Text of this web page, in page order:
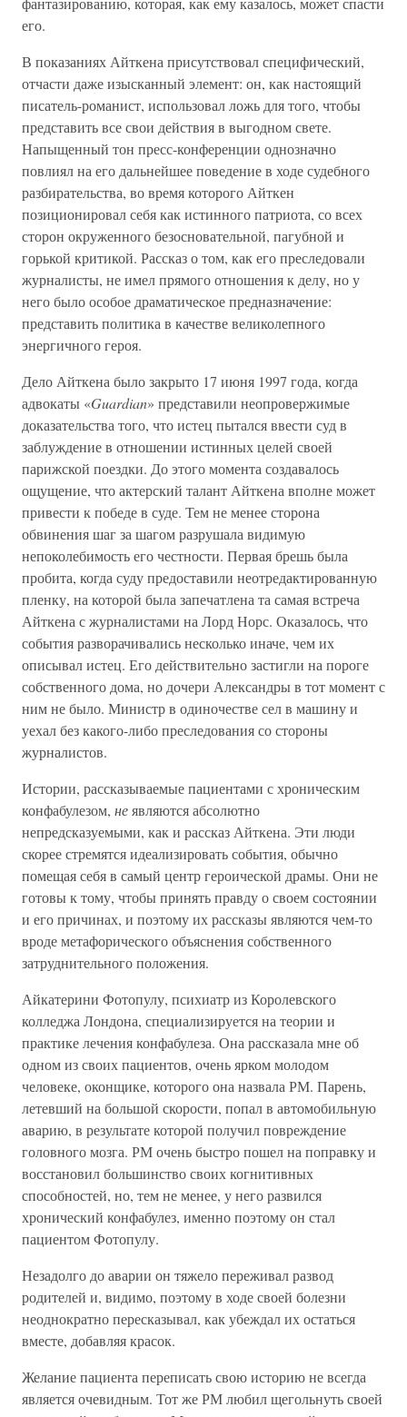
его.
В показаниях Айткена присутствовал специфический,
отчасти даже изысканный элемент: он, как настоящий
писатель-романист, использовал ложь для того, чтобы
представить все свои действия в выгодном свете.
Напыщенный тон пресс-конференции однозначно
повлиял на его дальнейшее поведение в ходе судебного
разбирательства, во время которого Айткен
позиционировал себя как истинного патриота, со всех
сторон окруженного безосновательной, пагубной и
горькой критикой. Рассказ о том, как его преследовали
журналисты, не имел прямого отношения к делу, но у
него было особое драматическое предназначение:
представить политика в качестве великолепного
энергичного героя.
Дело Айткена было закрыто 17 июня 1997 года, когда
адвокаты «Guardian» представили неопровержимые
доказательства того, что истец пытался ввести суд в
заблуждение в отношении истинных целей своей
парижской поездки. До этого момента создавалось
ощущение, что актерский талант Айткена вполне может
привести к победе в суде. Тем не менее сторона
обвинения шаг за шагом разрушала видимую
непоколебимость его честности. Первая брешь была
пробита, когда суду предоставили неотредактированную
пленку, на которой была запечатлена та самая встреча
Айткена с журналистами на Лорд Норс. Оказалось, что
события разворачивались несколько иначе, чем их
описывал истец. Его действительно застигли на пороге
собственного дома, но дочери Александры в тот момент с
ним не было. Министр в одиночестве сел в машину и
уехал без какого-либо преследования со стороны
журналистов.
Истории, рассказываемые пациентами с хроническим
конфабулезом, неявляются абсолютно
непредсказуемыми, как и рассказ Айткена. Эти люди
скорее стремятся идеализировать события, обычно
помещая себя в самый центр героической драмы. Они не
готовы к тому, чтобы принять правду о своем состоянии
и его причинах, и поэтому их рассказы являются чем-то
вроде метафорического объяснения собственного
затруднительного положения.
Айкатерини Фотопулу, психиатр из Королевского
колледжа Лондона, специализируется на теории и
практике лечения конфабулеза. Она рассказала мне об
одном из своих пациентов, очень ярком молодом
человеке, оконщике, которого она назвала РМ. Парень,
летевший на большой скорости, попал в автомобильную
аварию, в результате которой получил повреждение
головного мозга. РМ очень быстро пошел на поправку и
восстановил большинство своих когнитивных
способностей, но, тем не менее, у него развился
хронический конфабулез, именно поэтому он стал
пациентом Фотопулу.
Незадолго до аварии он тяжело переживал развод
родителей и, видимо, поэтому в ходе своей болезни
неоднократно пересказывал, как убеждал их остаться
вместе, добавляя красок.
Желание пациента переписать свою историю не всегда
является очевидным. Тот же РМ любил щегольнуть своей